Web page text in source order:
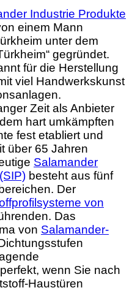
Industrie Produkte
einem Mann
unter dem
gegründet.
für die Herstellung
viel Handwerkskunst
Zeit als Anbieter
hart umkämpften
fest etabliert und
über 65 Jahren
Salamander
besteht aus fünf
Der
von
Das
von Salamander-
wenn Sie nach
Haustüren